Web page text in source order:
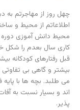
چهل روز از مهاجرتم به
اطلاعاتم از محیط و
محیط دانش آموزی دوره
کاری سال بعدم را شکل
قبل رفتارهای کودکانه
بیشتر و گاهی بی
می طلبد. بچه ها با
اند و بسیار نسبت به
پذیر.